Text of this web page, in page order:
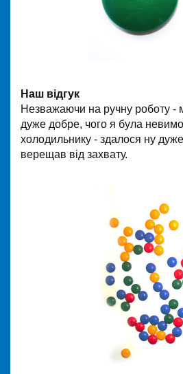
Наш відгук
Незважаючи на ручну роботу -
дуже добре, чого я була
холодильнику - здалося ну
верещав від захвату.